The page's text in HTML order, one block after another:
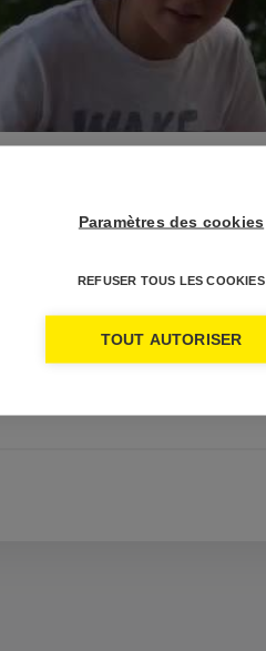
Paramètres des cookies
REFUSER TOUS LES COOKIES
TOUT AUTORISER